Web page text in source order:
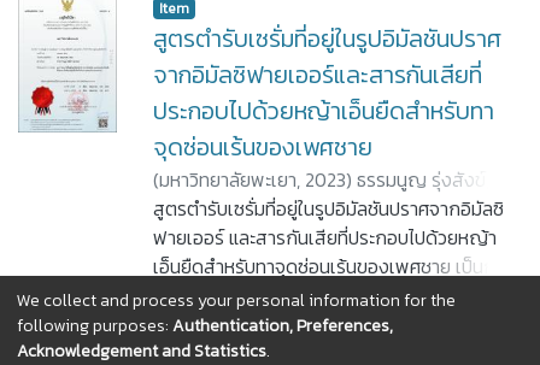
บริโภคมีความปลอดภัยมากขึ้น และช่วยส่งเสริม
เกษตรในการเพาะปลูกเฟื่องฟ้าเพื่อใช้ในการเตรี
ยมวัตถุดิบของผลิตภัณฑ์เครื่องสำอาง และเพื่อ
พัฒนาผลิตภัณฑ์ใหม่ที่มีส่วนผสมของสารแต่งสี
จากธรรมชาติที่มีความปลอดภัยและตอบสนองต่อ
ความต้องการของผู้บริโภคที่นิยมใช้ผลิตภัณฑ์
ที่มาจากธรรมชาติมากขึ้น
Item
สูตรตำรับเซรั่มที่อยู่ในรูปอิมัลชันปราศ
จากอิมัลซิฟายเออร์และสารกันเสียที่
ประกอบไปด้วยหญ้าเอ็นยืดสำหรับทา
จุดซ่อนเร้นของเพศชาย
(มหาวิทยาลัยพะเยา, 2023) ธรรมนูญ รุ่งสังข์
จินตนา จันทองคำ;มธุกร สายนาคำ
สูตรตำรับเซรั่มที่อยู่ในรูปอิมัลชันปราศจากอิมัลซิ
ฟายเออร์ และสารกันเสียที่ประกอบไปด้วยหญ้า
เอ็นยืดสำหรับทาจุดซ่อนเร้นของเพศชาย เป็นการ
ใช้วัตถุดิบในสัดส่วนที่เหมาะสมตามสูตรและวิธี
เตรียมในข้อถือสิทธิ ซึ่งมีวัตถุประสงค์ คือ เป็น
ผลิตภัณฑ์ทาจุดซ่อนเร้นสำหรับเพศชายที่ประกอบ
Show more
We collect and process your personal information for the
following purposes:Authentication, Preferences,
Acknowledgement and Statistics.